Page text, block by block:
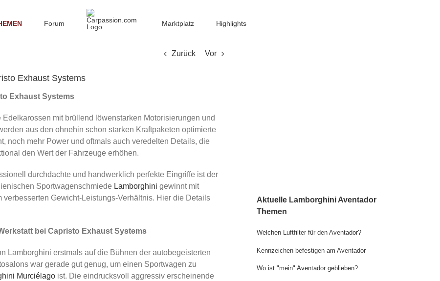
Forum Marktplatz Highlights
Zurück Vor
Exhaust Systems
Exhaust Systems
mit brüllend löwenstarken Motorisierungen und
aus den ohnehin schon starken Kraftpaketen optimierte
noch mehr Power und oftmals auch veredelten Details, die
den Wert der Fahrzeuge erhöhen.
durchdachte und handwerklich perfekte Eingriffe ist der
Sportwagenschmiede Lamborghini gewinnt mit
Gewicht-Leistungs-Verhältnis. Hier die Details
bei Capristo Exhaust Systems
Lamborghini erstmals auf die Bühnen der autobegeisterten
war gerade gut genug, um einen Sportwagen zu
Murciélago ist. Die eindrucksvoll aggressiv erscheinende
Aktuelle Lamborghini Aventador
Themen
Welchen Luftfilter für den Aventador?
Kennzeichen befestigen am Aventador
Wo ist "mein" Aventador geblieben?